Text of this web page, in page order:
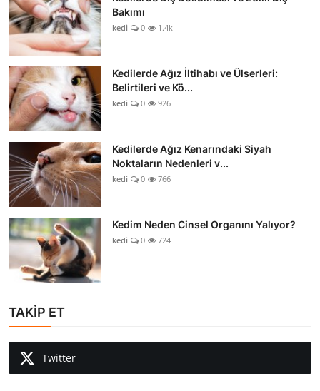
Bakımı
kedi 0 1.4k
Kedilerde Ağız İltihabı ve Ülserleri:
Belirtileri ve Kö...
kedi 0 926
Kedilerde Ağız Kenarındaki Siyah
Noktaların Nedenleri v...
kedi 0 766
Kedim Neden Cinsel Organını Yalıyor?
kedi 0 724
TAKİP ET
Twitter